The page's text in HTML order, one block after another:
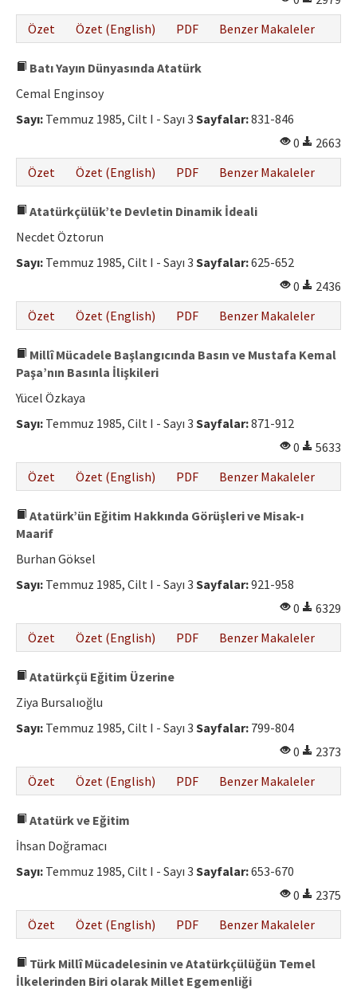
Özet
Özet (English) PDF Benzer Makaleler
Batı Yayın Dünyasında Atatürk
Cemal Enginsoy
Sayı: Temmuz 1985, Cilt I - Sayı 3 Sayfalar:831-846
0
2663
Özet
Özet (English) PDF Benzer Makaleler
Atatürkçülük’te Devletin Dinamik İdeali
Necdet Öztorun
Sayı: Temmuz 1985, Cilt I - Sayı 3 Sayfalar:625-652
0
2436
Özet
Özet (English) PDF Benzer Makaleler
Millî Mücadele Başlangıcında Basın ve Mustafa Kemal
Paşa’nın Basınla İlişkileri
Yücel Özkaya
Sayı: Temmuz 1985, Cilt I - Sayı 3 Sayfalar:871-912
0
5633
Özet
Özet (English) PDF Benzer Makaleler
Atatürk’ün Eğitim Hakkında Görüşleri ve Misak-ı
Maarif
Burhan Göksel
Sayı: Temmuz 1985, Cilt I - Sayı 3 Sayfalar:921-958
0
6329
Özet
Özet (English) PDF Benzer Makaleler
Atatürkçü Eğitim Üzerine
Ziya Bursalıoğlu
Sayı: Temmuz 1985, Cilt I - Sayı 3 Sayfalar: 799-804
0
2373
Özet
Özet (English) PDF Benzer Makaleler
Atatürk ve Eğitim
İhsan Doğramacı
Sayı: Temmuz 1985, Cilt I - Sayı 3 Sayfalar:653-670
0
2375
Özet
Özet (English) PDF Benzer Makaleler
Türk Millî Mücadelesinin ve Atatürkçülüğün Temel
İlkelerinden Biri olarak Millet Egemenliği